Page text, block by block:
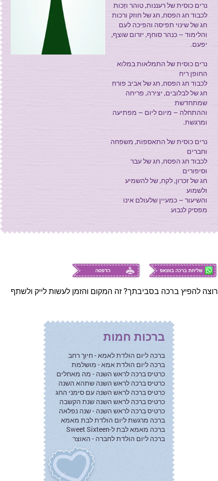
נרים כוסית של רעננות, טוהר וזַכות
לכבוד חג הפסח, חג של חוזק ורכות
חג של שינוי תפיסה והפיכה לעם
והלימוד – כנהר סוחף, יזרום שוצף,
יפעם.
נרים כוסית של התמלאות במלוא
החופן ריח
לכבוד חג הפסח, חג של אביב פורח
חג של לבלובים, יצירה, פריחה
שמתחדשת
וההתחלה – מיום ליום – מפתיעה
ומרגשת.
נרים כוסית של התאספות, משפחה
וחברים
לכבוד חג הפסח, חג של עבר
וסיפורים
חג של זכרון, לקח, של להשמיע
ולשמוע
והשיעור – כמעיין שלעולם אינו
מפסיק לנבוע
רוצה להפיץ ברכה בסביבתך? זה המקום והזמן לעשות לייק ולשתף
ברכות חמות
ברכה ליום הולדת לאמא - חיוך רחב
ברכה ליום הולדת אמא - מושלמת
כרטיס ברכה לראש השנה - מה מאחלים
כרטיס ברכה לראש השנה שתהא השנה
כרטיס ברכה לראש השנה עם סימני החג
כרטיס ברכה לראש השנה שנת הקשבה
כרטיס ברכה לראש השנה - שנה נפלאה
ברכה מרגשת ליום הולדת לבת מאמא
ברכה מאמא לבת ל-Sweet Sixteen
ברכה ליום הולדת לחברה - האוצר